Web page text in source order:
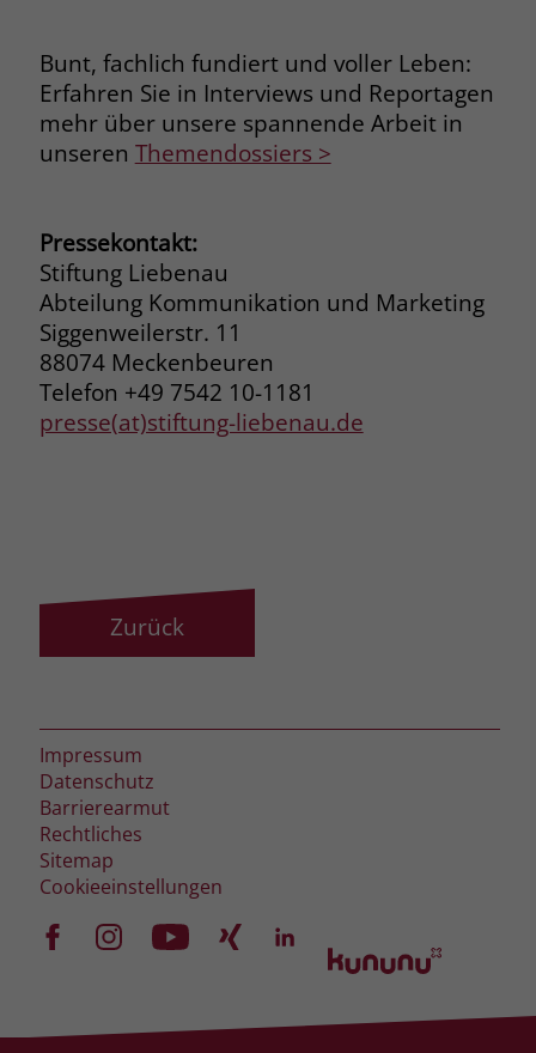
Bunt, fachlich fundiert und voller Leben:
Erfahren Sie in Interviews und Reportagen
mehr über unsere spannende Arbeit in
unseren Themendossiers >
Pressekontakt:
Stiftung Liebenau
Abteilung Kommunikation und Marketing
Siggenweilerstr. 11
88074 Meckenbeuren
Telefon +49 7542 10-1181
presse(at)stiftung-liebenau.de
Zurück
Impressum
Datenschutz
Barrierearmut
Rechtliches
Sitemap
Cookieeinstellungen
nur platziert, um Daten an das
Unternehmen zurückzusenden.